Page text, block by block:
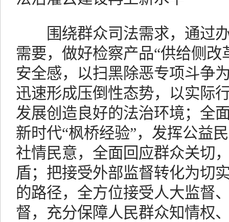
围绕群众司法需求，通过办
需要，做好检察产品“供给侧
安全感，以扫黑除恶专项斗争
迅速形成压倒性态势，以实际
发展创造良好的法治环境；全
新时代“枫桥经验”，发挥公益
社情民意，全面回应群众关切
盾；把接受外部监督转化为切
的路径，全方位接受人大监督
督，充分保障人民群众知情权